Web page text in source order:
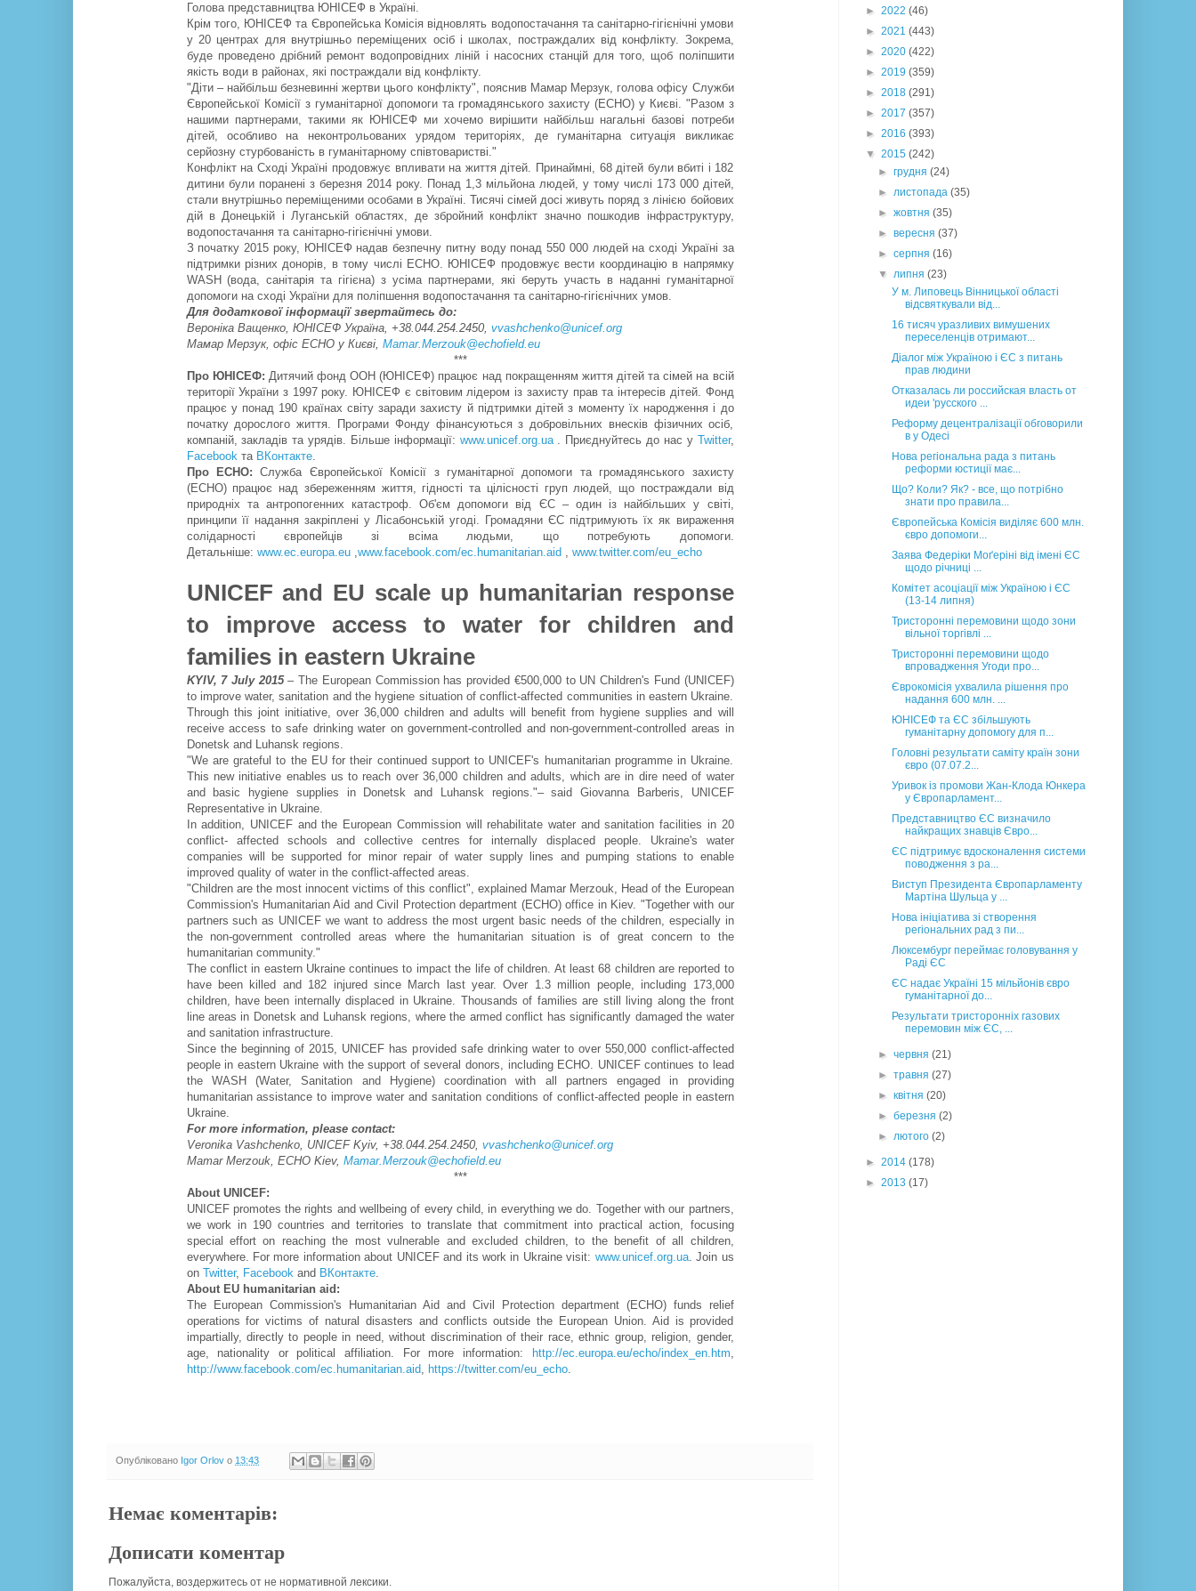
Голова представництва ЮНІСЕФ в Україні.
Крім того, ЮНІСЕФ та Європейська Комісія відновлять водопостачання та санітарно-гігієнічні умови
у 20 центрах для внутрішньо переміщених осіб і школах, постраждалих від конфлікту. Зокрема,
буде проведено дрібний ремонт водопровідних ліній і насосних станцій для того, щоб поліпшити
якість води в районах, які постраждали від конфлікту.
"Діти – найбільш безневинні жертви цього конфлікту", пояснив Мамар Мерзук, голова офісу Служби
Європейської Комісії з гуманітарної допомоги та громадянського захисту (ЕСНО) у Києві. "Разом з
нашими партнерами, такими як ЮНІСЕФ ми хочемо вирішити найбільш нагальні базові потреби
дітей, особливо на неконтрольованих урядом територіях, де гуманітарна ситуація викликає
серйозну стурбованість в гуманітарному співтоваристві."
Конфлікт на Сході Україні продовжує впливати на життя дітей. Принаймні, 68 дітей були вбиті і 182
дитини були поранені з березня 2014 року. Понад 1,3 мільйона людей, у тому числі 173 000 дітей,
стали внутрішньо переміщеними особами в Україні. Тисячі сімей досі живуть поряд з лінією бойових
дій в Донецькій і Луганській областях, де збройний конфлікт значно пошкодив інфраструктуру,
водопостачання та санітарно-гігієнічні умови.
З початку 2015 року, ЮНІСЕФ надав безпечну питну воду понад 550 000 людей на сході Україні за
підтримки різних донорів, в тому числі ECHO. ЮНІСЕФ продовжує вести координацію в напрямку
WASH (вода, санітарія та гігієна) з усіма партнерами, які беруть участь в наданні гуманітарної
допомоги на сході України для поліпшення водопостачання та санітарно-гігієнічних умов.
Для додаткової інформації звертайтесь до:
Вероніка Ващенко, ЮНІСЕФ Україна, +38.044.254.2450, vvashchenko@unicef.org
Мамар Мерзук, офіс ECHO у Києві, Mamar.Merzouk@echofield.eu
***
Про ЮНІСЕФ: Дитячий фонд ООН (ЮНІСЕФ) працює над покращенням життя дітей та сімей на всій
території України з 1997 року. ЮНІСЕФ є світовим лідером із захисту прав та інтересів дітей. Фонд
працює у понад 190 країнах світу заради захисту й підтримки дітей з моменту їх народження і до
початку дорослого життя. Програми Фонду фінансуються з добровільних внесків фізичних осіб,
компаній, закладів та урядів. Більше інформації: www.unicef.org.ua. Приєднуйтесь до нас у Twitter,
Facebookта ВКонтакте.
Про ЕСНО: Служба Європейської Комісії з гуманітарної допомоги та громадянського захисту
(ЕСНО) працює над збереженням життя, гідності та цілісності груп людей, що постраждали від
природніх та антропогенних катастроф. Об'єм допомоги від ЄС – один із найбільших у світі,
принципи її надання закріплені у Лісабонській угоді. Громадяни ЄС підтримують їх як вираження
солідарності європейців зі всіма людьми, що потребують допомоги.
Детальніше: www.ec.europa.eu,www.facebook.com/ec.humanitarian.aid , www.twitter.com/eu_echo
UNICEF and EU scale up humanitarian response
to improve access to water for children and
families in eastern Ukraine
KYIV, 7 July 2015– The European Commission has provided €500,000 to UN Children's Fund (UNICEF)
to improve water, sanitation and the hygiene situation of conflict-affected communities in eastern Ukraine.
Through this joint initiative, over 36,000 children and adults will benefit from hygiene supplies and will
receive access to safe drinking water on government-controlled and non-government-controlled areas in
Donetsk and Luhansk regions.
"We are grateful to the EU for their continued support to UNICEF's humanitarian programme in Ukraine.
This new initiative enables us to reach over 36,000 children and adults, which are in dire need of water
and basic hygiene supplies in Donetsk and Luhansk regions."– said Giovanna Barberis, UNICEF
Representative in Ukraine.
In addition, UNICEF and the European Commission will rehabilitate water and sanitation facilities in 20
conflict- affected schools and collective centres for internally displaced people. Ukraine's water
companies will be supported for minor repair of water supply lines and pumping stations to enable
improved quality of water in the conflict-affected areas.
"Children are the most innocent victims of this conflict", explained Mamar Merzouk, Head of the European
Commission's Humanitarian Aid and Civil Protection department (ECHO) office in Kiev. "Together with our
partners such as UNICEF we want to address the most urgent basic needs of the children, especially in
the non-government controlled areas where the humanitarian situation is of great concern to the
humanitarian community."
The conflict in eastern Ukraine continues to impact the life of children. At least 68 children are reported to
have been killed and 182 injured since March last year. Over 1.3 million people, including 173,000
children, have been internally displaced in Ukraine. Thousands of families are still living along the front
line areas in Donetsk and Luhansk regions, where the armed conflict has significantly damaged the water
and sanitation infrastructure.
Since the beginning of 2015, UNICEF has provided safe drinking water to over 550,000 conflict-affected
people in eastern Ukraine with the support of several donors, including ECHO. UNICEF continues to lead
the WASH (Water, Sanitation and Hygiene) coordination with all partners engaged in providing
humanitarian assistance to improve water and sanitation conditions of conflict-affected people in eastern
Ukraine.
For more information, please contact:
Veronika Vashchenko, UNICEF Kyiv, +38.044.254.2450, vvashchenko@unicef.org
Mamar Merzouk, ECHO Kiev, Mamar.Merzouk@echofield.eu
***
About UNICEF:
UNICEF promotes the rights and wellbeing of every child, in everything we do. Together with our partners,
we work in 190 countries and territories to translate that commitment into practical action, focusing
special effort on reaching the most vulnerable and excluded children, to the benefit of all children,
everywhere. For more information about UNICEF and its work in Ukraine visit: www.unicef.org.ua. Join us
on Twitter, Facebookand ВКонтакте.
About EU humanitarian aid:
The European Commission's Humanitarian Aid and Civil Protection department (ECHO) funds relief
operations for victims of natural disasters and conflicts outside the European Union. Aid is provided
impartially, directly to people in need, without discrimination of their race, ethnic group, religion, gender,
age, nationality or political affiliation. For more information:
http://ec.europa.eu/echo/index_en.htm,
http://www.facebook.com/ec.humanitarian.aid, https://twitter.com/eu_echo.
Опубліковано Igor Orlov о 13:43
Немає коментарів:
Дописати коментар
Пожалуйста, воздержитесь от не нормативной лексики.
► 2022 (46)
► 2021 (443)
► 2020 (422)
► 2019 (359)
► 2018 (291)
► 2017 (357)
► 2016 (393)
▼ 2015 (242)
►грудня(24)
►листопада(35)
►жовтня(35)
►вересня(37)
►серпня(16)
▼липня(23)
У м. Липовець Вінницької області
відсвяткували від...
16 тисяч уразливих вимушених
переселенців отримают...
Діалог між Україною і ЄС з питань
прав людини
Отказалась ли российская власть от
идеи 'русского ...
Реформу децентралізації обговорили
в у Одесі
Нова регіональна рада з питань
реформи юстиції має...
Що? Коли? Як? - все, що потрібно
знати про правила...
Європейська Комісія виділяє 600 млн.
євро допомоги...
Заява Федеріки Моґеріні від імені ЄС
щодо річниці ...
Комітет асоціації між Україною і ЄС
(13-14 липня)
Тристоронні перемовини щодо зони
вільної торгівлі ...
Тристоронні перемовини щодо
впровадження Угоди про...
Єврокомісія ухвалила рішення про
надання 600 млн. ...
ЮНІСЕФ та ЄС збільшують
гуманітарну допомогу для п...
Головні результати саміту країн зони
євро (07.07.2...
Уривок із промови Жан-Клода Юнкера
у Європарламент...
Представництво ЄС визначило
найкращих знавців Євро...
ЄС підтримує вдосконалення системи
поводження з ра...
Виступ Президента Європарламенту
Мартіна Шульца у ...
Нова ініціатива зі створення
регіональних рад з пи...
Люксембург переймає головування у
Раді ЄС
ЄС надає Україні 15 мільйонів євро
гуманітарної до...
Результати тристоронніх газових
перемовин між ЄС, ...
►червня(21)
►травня(27)
►квітня(20)
►березня(2)
►лютого(2)
► 2014 (178)
► 2013 (17)